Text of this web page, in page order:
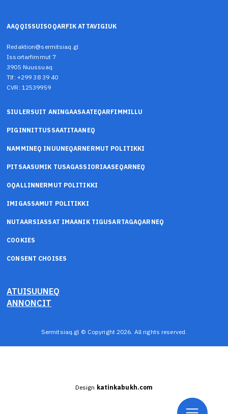
AAQQISSUISOQARFIK ATTAVIGIUK
Redaktion@sermitsiaq.gl
Issortarfimmut 7
3905 Nuussuaq
Tlf: +299 38 39 40
CVR: 12539959
SIULERSUIT ANINGAASAATEQARFIMMILLU
PIGINNITTUSSAATITAANEQ
NAMMINEQ INUUNEQARNERMUT POLITIKKI
PITSAASUMIK TUSAGASSIORIAASEQARNEQ
OQALLINNERMUT POLITIKKI
IMIGASSAMUT POLITIKKI
NUTAARSIASSAT IMAANIK TIGUSARTAGAQARNEQ
COOKIES
CONSENT CHOISES
ATUISUUNEQ
ANNONCIT
Sermitsiaq.gl © Copyright 2026. All rights reserved.
Design katinkabukh.com